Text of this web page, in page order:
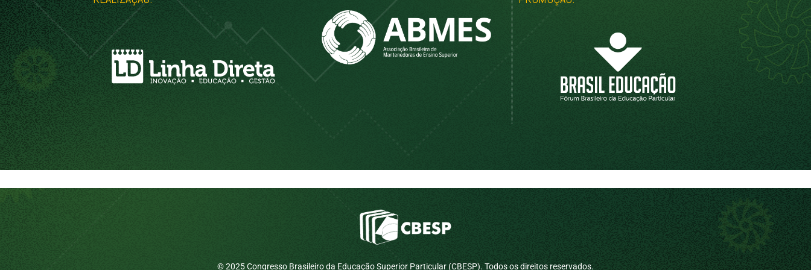
© 2025 Congresso Brasileiro da Educação Superior Particular (CBESP). Todos os direitos reservados.